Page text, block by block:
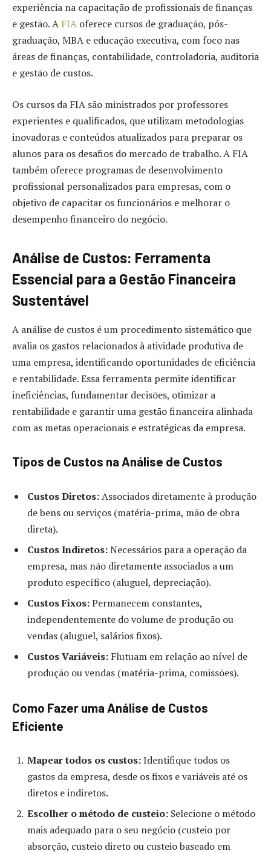
experiência na capacitação de profissionais de finanças
e gestão. A FIA oferece cursos de graduação, pós-
graduação, MBA e educação executiva, com foco nas
áreas de finanças, contabilidade, controladoria, auditoria
e gestão de custos.
Os cursos da FIA são ministrados por professores
experientes e qualificados, que utilizam metodologias
inovadoras e conteúdos atualizados para preparar os
alunos para os desafios do mercado de trabalho. A FIA
também oferece programas de desenvolvimento
profissional personalizados para empresas, com o
objetivo de capacitar os funcionários e melhorar o
desempenho financeiro do negócio.
Análise de Custos: Ferramenta
Essencial para a Gestão Financeira
Sustentável
A análise de custos é um procedimento sistemático que
avalia os gastos relacionados à atividade produtiva de
uma empresa, identificando oportunidades de eficiência
e rentabilidade. Essa ferramenta permite identificar
ineficiências, fundamentar decisões, otimizar a
rentabilidade e garantir uma gestão financeira alinhada
com as metas operacionais e estratégicas da empresa.
Tipos de Custos na Análise de Custos
Custos Diretos:Associados diretamente à produção
de bens ou serviços (matéria-prima, mão de obra
direta).
Custos Indiretos:Necessários para a operação da
empresa, mas não diretamente associados a um
produto específico (aluguel, depreciação).
Custos Fixos:Permanecem constantes,
independentemente do volume de produção ou
vendas (aluguel, salários fixos).
Custos Variáveis: Flutuam em relação ao nível de
produção ou vendas (matéria-prima, comissões).
Como Fazer uma Análise de Custos
Eficiente
Mapear todos os custos:Identifique todos os
gastos da empresa, desde os fixos e variáveis até os
diretos e indiretos.
Escolher o método de custeio: Selecione o método
mais adequado para o seu negócio (custeio por
absorção, custeio direto ou custeio baseado em